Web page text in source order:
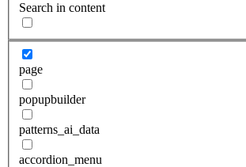
Search in content
page
popupbuilder
patterns_ai_data
accordion_menu